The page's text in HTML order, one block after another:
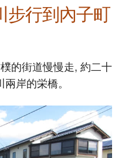
步行到內子町
的街道慢慢走, 約二十
岸的栄橋。